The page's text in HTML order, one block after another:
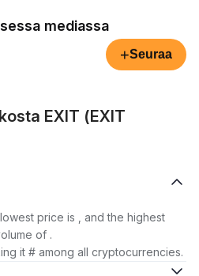
mediassa
+Seuraa
EXIT (EXIT
price is , and the highest
of .
it # among all cryptocurrencies.